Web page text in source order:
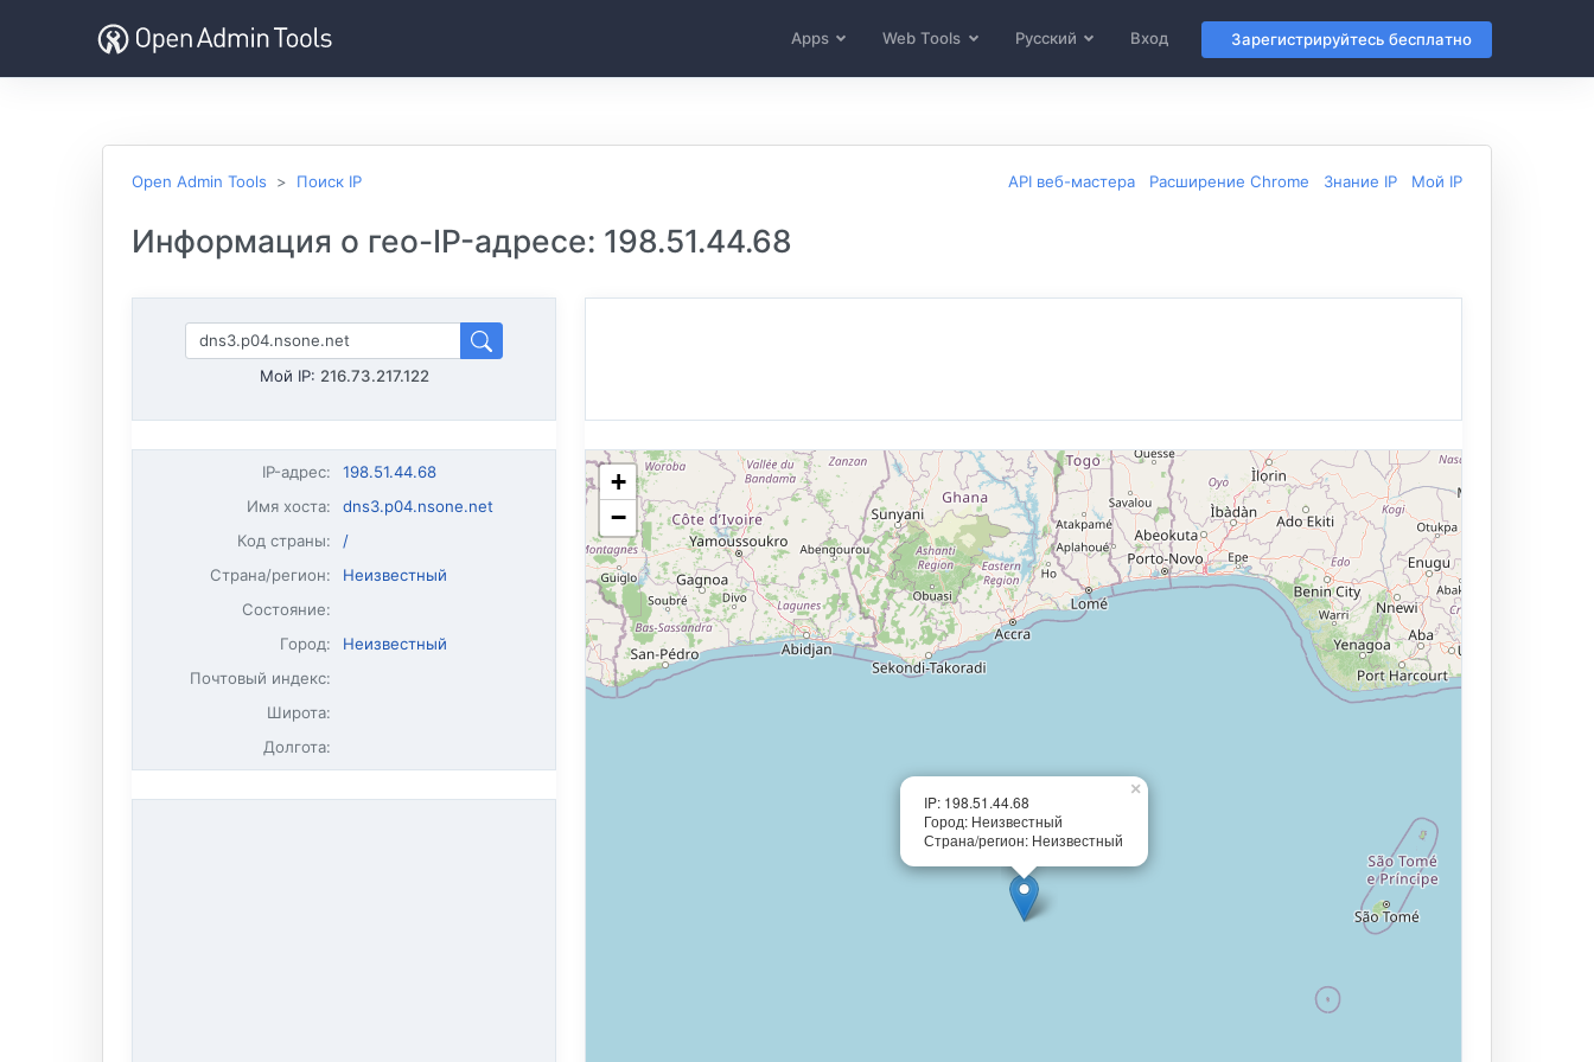
Apps Web Tools Русский Вход Зарегистрируйтесь бесплатно
Open Admin Tools Поиск IP API веб-мастера Расширение Chrome Знание IP Мой IP
Информация о гео-IP-адресе: 198.51.44.68
Мой IP: 216.73.217.122
IP-адрес:
198.51.44.68
Имя хоста:
dns3.p04.nsone.net
Код страны:
/
Страна/регион:
Неизвестный
Состояние:
Город:
Неизвестный
Почтовый индекс:
Широта:
Долгота:
IP: 198.51.44.68
Город: Неизвестный
Страна/регион: Неизвестный
×
+
−